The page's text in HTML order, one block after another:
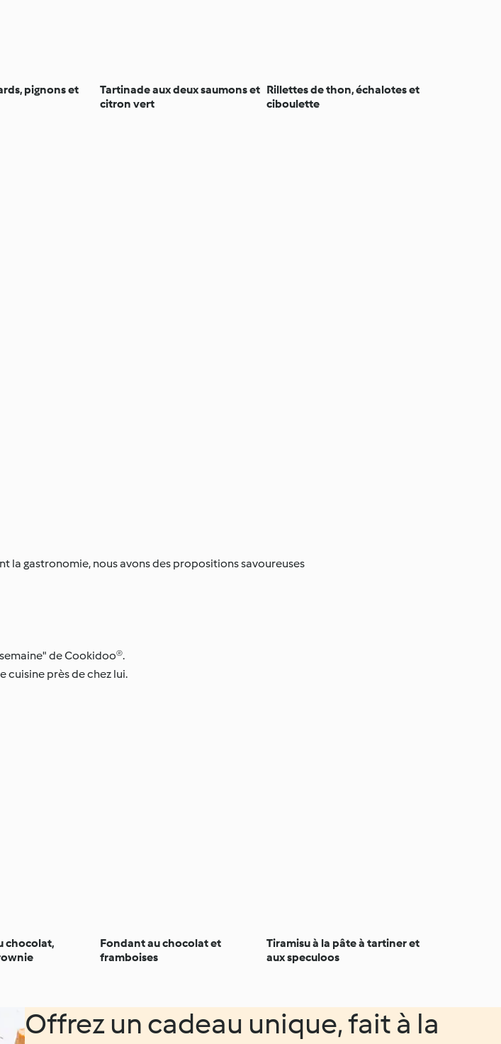
pignons et
Tartinade aux deux saumons et
citron vert
Rillettes de thon, échalotes et
ciboulette
la gastronomie, nous avons des propositions savoureuses
de Cookidoo®.
cuisine près de chez lui.
chocolat,
Fondant au chocolat et
framboises
Tiramisu à la pâte à tartiner et
aux speculoos
Offrez un cadeau unique, fait à la